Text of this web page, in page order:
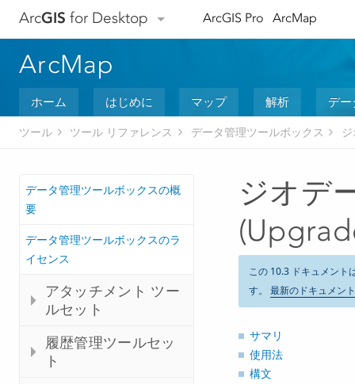
ArcGIS for Desktop ArcGIS Pro ArcMap
ArcMap
ホーム はじめに マップ 解析 デ
ツール ツール リファレンス データ管理ツールボックス
データ管理ツールボックスの概
要
データ管理ツールボックスのラ
イセンス
アタッチメント ツー
ルセット
履歴管理ツールセッ
ト
ジオデ
この 10.3 ドキュメント
す。 最新のドキュメン
サマリ
使用法
構文